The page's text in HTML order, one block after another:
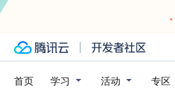
首页 学习 活动 专区